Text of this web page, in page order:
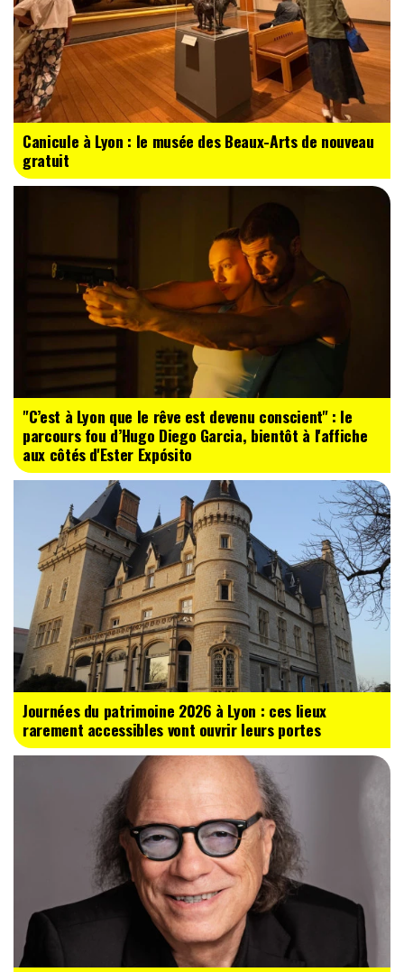
Canicule à Lyon : le musée des Beaux-Arts de nouveau
gratuit
"C’est à Lyon que le rêve est devenu conscient" : le
parcours fou d’Hugo Diego Garcia, bientôt à l'affiche
aux côtés d'Ester Expósito
Journées du patrimoine 2026 à Lyon : ces lieux
rarement accessibles vont ouvrir leurs portes